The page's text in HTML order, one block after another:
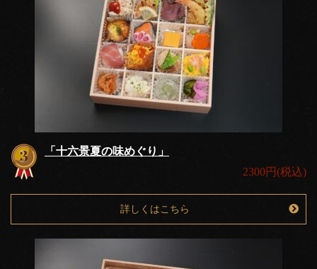
「十六景夏の味めぐり」
2300円(税込)
詳しくはこちら